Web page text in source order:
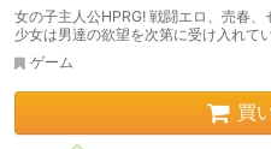
女の子主人公HPRG! 戦闘エロ、売春
少女は男達の欲望を次第に受け入れて
ゲーム
買